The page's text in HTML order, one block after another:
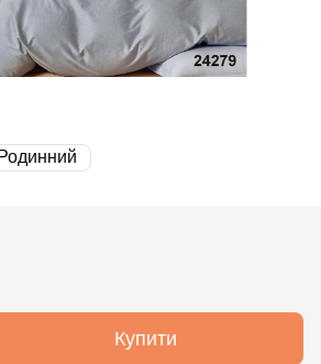
Родинний
Купити